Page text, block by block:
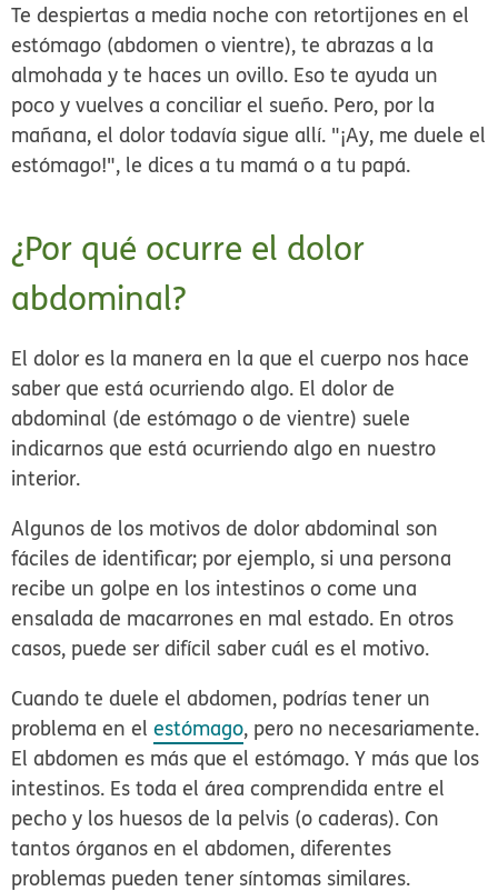
Te despiertas a media noche con retortijones en el
estómago (abdomen o vientre), te abrazas a la
almohada y te haces un ovillo. Eso te ayuda un
poco y vuelves a conciliar el sueño. Pero, por la
mañana, el dolor todavía sigue allí. "¡Ay, me duele el
estómago!", le dices a tu mamá o a tu papá.
¿Por qué ocurre el dolor
abdominal?
El dolor es la manera en la que el cuerpo nos hace
saber que está ocurriendo algo. El dolor de
abdominal (de estómago o de vientre) suele
indicarnos que está ocurriendo algo en nuestro
interior.
Algunos de los motivos de dolor abdominal son
fáciles de identificar; por ejemplo, si una persona
recibe un golpe en los intestinos o come una
ensalada de macarrones en mal estado. En otros
casos, puede ser difícil saber cuál es el motivo.
Cuando te duele el abdomen, podrías tener un
problema en elestómago, pero no necesariamente.
El abdomen es más que el estómago. Y más que los
intestinos. Es toda el área comprendida entre el
pecho y los huesos de la pelvis (o caderas). Con
tantos órganos en el abdomen, diferentes
problemas pueden tener síntomas similares.